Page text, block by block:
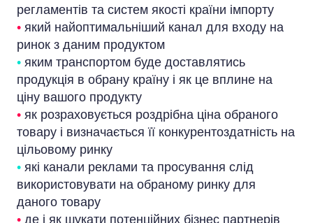
регламентів та систем якості країни імпорту
• який найоптимальніший канал для входу на
ринок з даним продуктом
• яким транспортом буде доставлятись
продукція в обрану країну і як це вплине на
ціну вашого продукту
• як розраховується роздрібна ціна обраного
товару і визначається її конкурентоздатність на
цільовому ринку
• які канали реклами та просування слід
використовувати на обраному ринку для
даного товару
• де і як шукати потенційних бізнес партнерів